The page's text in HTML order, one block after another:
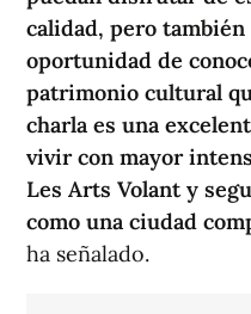
calidad, pero también
oportunidad de
patrimonio cultural
charla es una
vivir con mayor
Les Arts Volant y
como una ciudad
ha señalado.